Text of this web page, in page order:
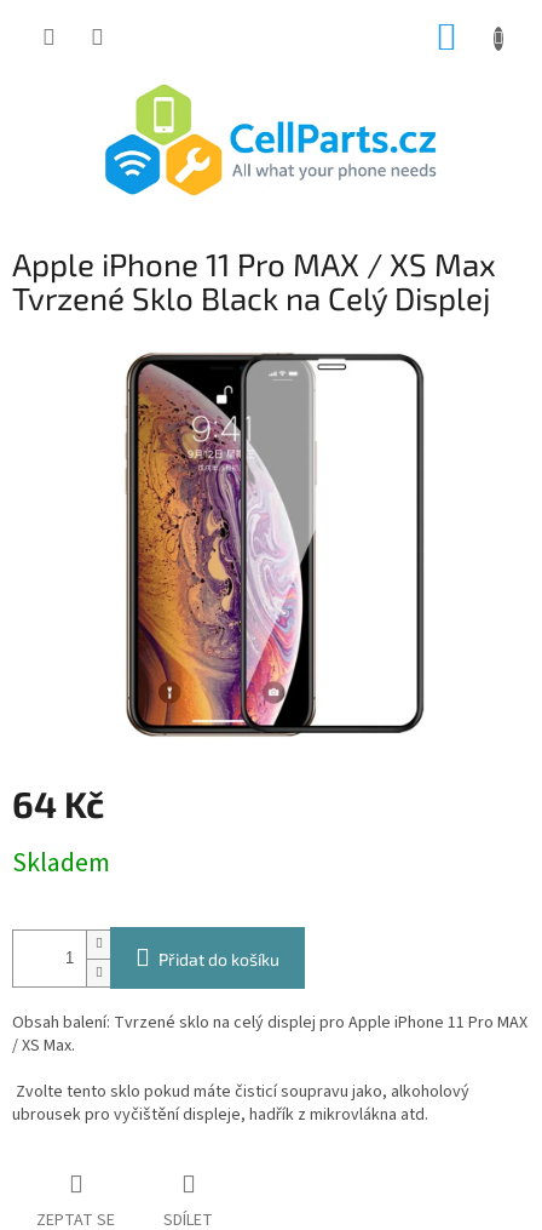
Apple iPhone 11 Pro MAX / XS Max
Tvrzené Sklo Black na Celý Displej
64 Kč
cena:
Skladem
Přidat do košíku
Obsah balení: Tvrzené sklo na celý displej pro Apple iPhone 11 Pro MAX
/ XS Max.
Zvolte tento sklo pokud máte čisticí soupravu jako, alkoholový
ubrousek pro vyčištění displeje, hadřík z mikrovlákna atd.
ZEPTAT SE SDÍLET